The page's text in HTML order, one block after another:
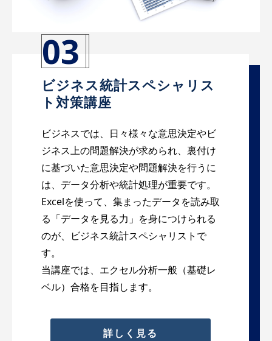
03
ビジネス統計スペシャリス
ト対策講座
ビジネスでは、日々様々な意思決定やビ
ジネス上の問題解決が求められ、裏付け
に基づいた意思決定や問題解決を行うに
は、データ分析や統計処理が重要です。
Excelを使って、集まったデータを読み取
る「データを見る力」を身につけられる
のが、ビジネス統計スペシャリストで
す。
当講座では、エクセル分析一般（基礎レ
ベル）合格を目指します。
詳しく見る